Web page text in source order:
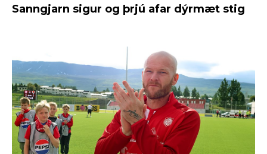
Sanngjarn sigur og þrjú afar dýrmæt stig